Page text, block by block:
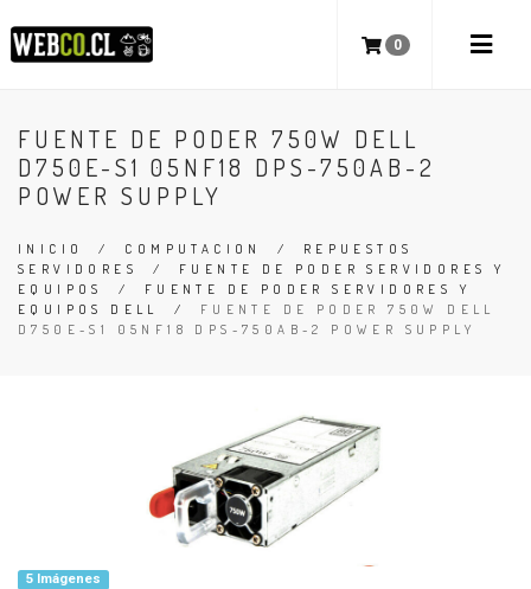
0
FUENTE DE PODER 750W DELL
D750E-S1 05NF18 DPS-750AB-2
POWER SUPPLY
INICIO / COMPUTACION / REPUESTOS
SERVIDORES
/ FUENTE DE PODER SERVIDORES Y
EQUIPOS
/ FUENTE DE PODER SERVIDORES Y
EQUIPOS DELL
/ FUENTE DE PODER 750W DELL
D750E-S1 05NF18 DPS-750AB-2 POWER SUPPLY
5 Imágenes